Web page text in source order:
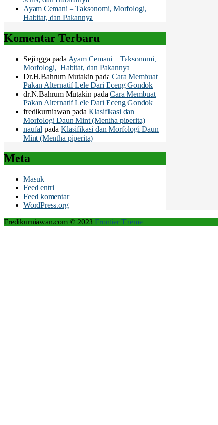
Ayam Cemani – Taksonomi, Morfologi,
Habitat, dan Pakannya
Komentar Terbaru
Sejingga pada Ayam Cemani – Taksonomi,
Morfologi, Habitat, dan Pakannya
Dr.H.Bahrum Mutakin pada Cara Membuat
Pakan Alternatif Lele Dari Eceng Gondok
dr.N.Bahrum Mutakin pada Cara Membuat
Pakan Alternatif Lele Dari Eceng Gondok
fredikurniawan pada Klasifikasi dan
Morfologi Daun Mint (Mentha piperita)
naufal pada Klasifikasi dan Morfologi Daun
Mint (Mentha piperita)
Meta
Masuk
Feed entri
Feed komentar
WordPress.org
Fredikurniawan.com © 2023 Frontier Theme